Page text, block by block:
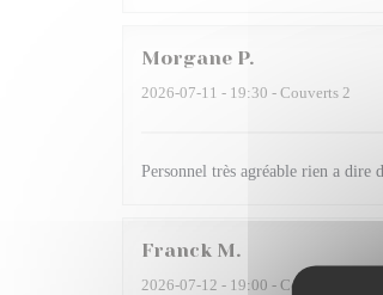
Morgane P
2026-07-11 - 19:30 - Couverts 2
Personnel très agréable rien a dire
Franck M
2026-07-12 - 19:00 - Couverts 6